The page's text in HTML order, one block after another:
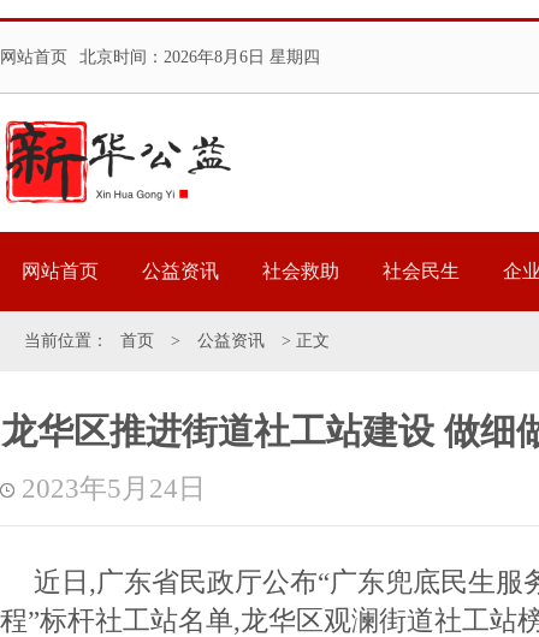
网站首页 北京时间： 2026年8月6日 星期四
网站首页 公益资讯 社会救助 社会民生 企
当前位置： 首页 > 公益资讯 > 正文
龙华区推进街道社工站建设 做细
2023年5月24日
近日,广东省民政厅公布“广东兜底民生服
程”标杆社工站名单,龙华区观澜街道社工站